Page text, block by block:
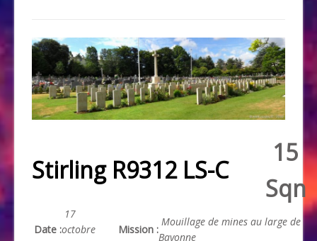
Stirling R9312 LS-C
15
Sqn
Date :
17
octobre
Mission :
Mouillage de mines au large de
Bayonne